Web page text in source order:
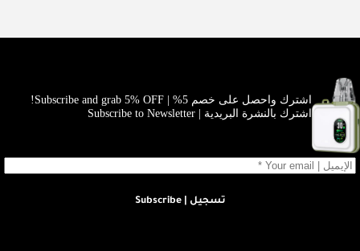
اشترك واحصل على خصم 5% | Subscribe and grab 5% OFF!
اشترك بالنشرة البريدية | Subscribe to Newsletter
تسجيل | Subscribe